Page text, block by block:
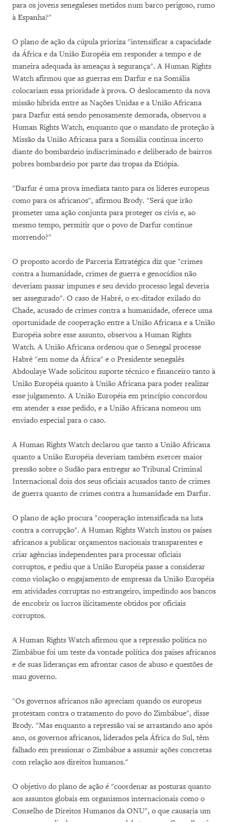
para os jovens senegaleses metidos num barco perigoso, rumo
à Espanha?"
O plano de ação da cúpula prioriza "intensificar a capacidade
da África e da União Européia em responder a tempo e de
maneira adequada às ameaças à segurança". A Human Rights
Watch afirmou que as guerras em Darfur e na Somália
colocariam essa prioridade à prova. O deslocamento da nova
missão híbrida entre as Nações Unidas e a União Africana
para Darfur está sendo penosamente demorada, observou a
Human Rights Watch, enquanto que o mandato de proteção à
Missão da União Africana para a Somália continua incerto
diante do bombardeio indiscriminado e deliberado de bairros
pobres bombardeio por parte das tropas da Etiópia.
"Darfur é uma prova imediata tanto para os líderes europeus
como para os africanos", afirmou Brody. "Será que irão
prometer uma ação conjunta para proteger os civis e, ao
mesmo tempo, permitir que o povo de Darfur continue
morrendo?"
O proposto acordo de Parceria Estratégica diz que "crimes
contra a humanidade, crimes de guerra e genocídios não
deveriam passar impunes e seu devido processo legal deveria
ser assegurado". O caso de Habré, o ex-ditador exilado do
Chade, acusado de crimes contra a humanidade, oferece uma
oportunidade de cooperação entre a União Africana e a União
Européia sobre esse assunto, observou a Human Rights
Watch. A União Africana ordenou que o Senegal processe
Habré "em nome da África" e o Presidente senegalês
Abdoulaye Wade solicitou suporte técnico e financeiro tanto à
União Européia quanto à União Africana para poder realizar
esse julgamento. A União Européia em princípio concordou
em atender a esse pedido, e a União Africana nomeou um
enviado especial para o caso.
A Human Rights Watch declarou que tanto a União Africana
quanto a União Européia deveriam também exercer maior
pressão sobre o Sudão para entregar ao Tribunal Criminal
Internacional dois dos seus oficiais acusados tanto de crimes
de guerra quanto de crimes contra a humanidade em Darfur.
O plano de ação procura "cooperação intensificada na luta
contra a corrupção". A Human Rights Watch instou os países
africanos a publicar orçamentos nacionais transparentes e
criar agências independentes para processar oficiais
corruptos, e pediu que a União Européia passe a considerar
como violação o engajamento de empresas da União Européia
em atividades corruptas no estrangeiro, impedindo aos bancos
de encobrir os lucros ilícitamente obtidos por oficiais
corruptos.
A Human Rights Watch afirmou que a repressão política no
Zimbábue foi um teste da vontade política dos países africanos
e de suas lideranças em afrontar casos de abuso e questões de
mau governo.
"Os governos africanos não apreciam quando os europeus
protestam contra o tratamento do povo do Zimbábue", disse
Brody. "Mas enquanto a repressão vai se arrastando ano após
ano, os governos africanos, liderados pela África do Sul, têm
falhado em pressionar o Zimbábue a assumir ações concretas
com relação aos direitos humanos."
O objetivo do plano de ação é "coordenar as posturas quanto
aos assuntos globais em organismos internacionais como o
Conselho de Direitos Humanos da ONU", o que causaria um